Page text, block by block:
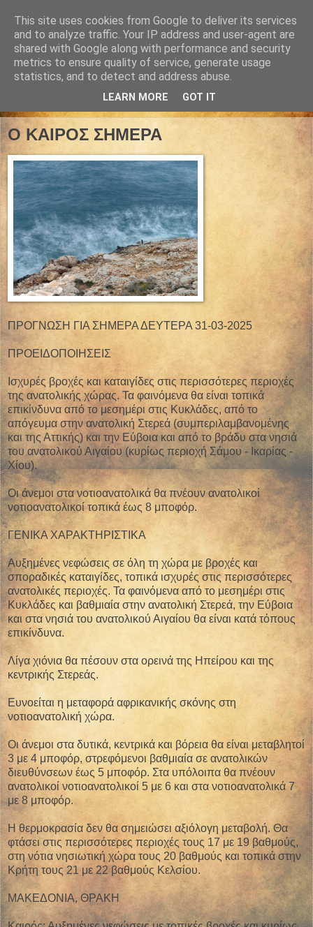
Ο ΚΑΙΡΟΣ ΣΗΜΕΡΑ
ΠΡΟΓΝΩΣΗ ΓΙΑ ΣΗΜΕΡΑ ΔΕΥΤΕΡΑ 31-03-2025
ΠΡΟΕΙΔΟΠΟΙΗΣΕΙΣ
Ισχυρές βροχές και καταιγίδες στις περισσότερες περιοχές
της ανατολικής χώρας. Τα φαινόμενα θα είναι τοπικά
επικίνδυνα από το μεσημέρι στις Κυκλάδες, από το
απόγευμα στην ανατολική Στερεά (συμπεριλαμβανομένης
και της Αττικής) και την Εύβοια και από το βράδυ στα νησιά
του ανατολικού Αιγαίου (κυρίως περιοχή Σάμου - Ικαρίας -
Χίου).
Οι άνεμοι στα νοτιοανατολικά θα πνέουν ανατολικοί
νοτιοανατολικοί τοπικά έως 8 μποφόρ.
ΓΕΝΙΚΑ ΧΑΡΑΚΤΗΡΙΣΤΙΚΑ
Αυξημένες νεφώσεις σε όλη τη χώρα με βροχές και
σποραδικές καταιγίδες, τοπικά ισχυρές στις περισσότερες
ανατολικές περιοχές. Τα φαινόμενα από το μεσημέρι στις
Κυκλάδες και βαθμιαία στην ανατολική Στερεά, την Εύβοια
και στα νησιά του ανατολικού Αιγαίου θα είναι κατά τόπους
επικίνδυνα.
Λίγα χιόνια θα πέσουν στα ορεινά της Ηπείρου και της
κεντρικής Στερεάς.
Ευνοείται η μεταφορά αφρικανικής σκόνης στη
νοτιοανατολική χώρα.
Οι άνεμοι στα δυτικά, κεντρικά και βόρεια θα είναι μεταβλητοί
3 με 4 μποφόρ, στρεφόμενοι βαθμιαία σε ανατολικών
διευθύνσεων έως 5 μποφόρ. Στα υπόλοιπα θα πνέουν
ανατολικοί νοτιοανατολικοί 5 με 6 και στα νοτιοανατολικά 7
με 8 μποφόρ.
Η θερμοκρασία δεν θα σημειώσει αξιόλογη μεταβολή. Θα
φτάσει στις περισσότερες περιοχές τους 17 με 19 βαθμούς,
στη νότια νησιωτική χώρα τους 20 βαθμούς και τοπικά στην
Κρήτη τους 21 με 22 βαθμούς Κελσίου.
ΜΑΚΕΔΟΝΙΑ, ΘΡΑΚΗ
This site uses cookies from Google to deliver its services
and to analyze traffic. Your IP address and user-agent are
shared with Google along with performance and security
metrics to ensure quality of service, generate usage
statistics, and to detect and address abuse.
LEARN MORE GOT IT